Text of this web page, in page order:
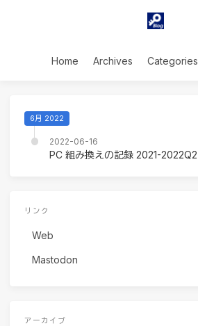
Home Archives Categories
6月 2022
2022-06-16
PC 組み換えの記録 2021-2022Q2
リンク
Web
Mastodon
アーカイブ